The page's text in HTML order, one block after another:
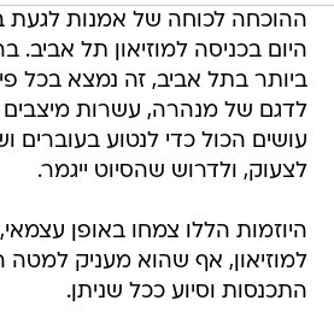
ההוכחה לכוחה של אמנות
היום בכניסה למוזיאון תל
ביותר בתל אביב, זה נמצא בכל
לדגם של מנהרה, עשרות מיצבים
עושים הכול כדי לנטוע בעוברים
לצעוק, ולדרוש שהסיוט ייגמר.
היוזמות הללו צמחו באופן
למוזיאון, אף שהוא מעניק
התכנסות וסיוע ככל שניתן.